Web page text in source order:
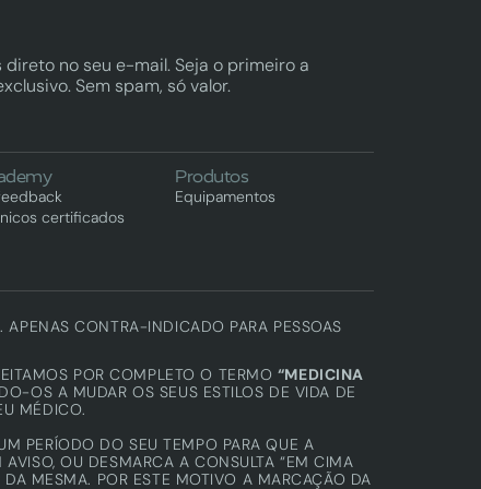
no seu e-mail. Seja o primeiro a
Sem spam, só valor.
certificados
Produtos
Equipamentos
CONTRA-INDICADO PARA PESSOAS
POR COMPLETO O TERMO “MEDICINA
OS A MUDAR OS SEUS ESTILOS DE VIDA DE
MÉDICO.
PERÍODO DO SEU TEMPO PARA QUE A
OU DESMARCA A CONSULTA “EM CIMA
DA MESMA. POR ESTE MOTIVO A MARCAÇÃO DA